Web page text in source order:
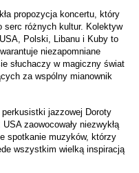
propozycja koncertu, który
serc różnych kultur. Kolektyw
Polski, Libanu i Kuby to
niezapomniane
słuchaczy w magiczny świat
za wspólny mianownik
jazzowej Doroty
zaowocowały niezwykłą
spotkanie muzyków, którzy
wszystkim wielką inspiracją